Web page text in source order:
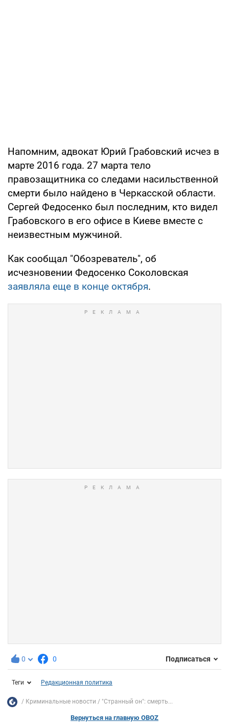
Напомним, адвокат Юрий Грабовский исчез в
марте 2016 года. 27 марта тело
правозащитника со следами насильственной
смерти было найдено в Черкасской области.
Сергей Федосенко был последним, кто видел
Грабовского в его офисе в Киеве вместе с
неизвестным мужчиной.
Как сообщал "Обозреватель", об
исчезновении Федосенко Соколовская
заявляла еще в конце октября.
0 0 Подписаться
Теги Редакционная политика
Криминальные новости "Странный он": смерть...
Вернуться на главную OBOZ